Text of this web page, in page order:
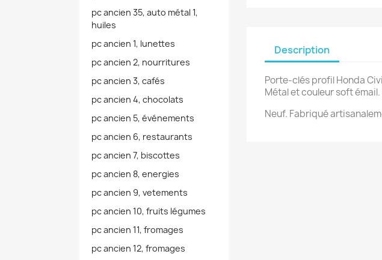
pc ancien 35, auto métal 1,
huiles
pc ancien 1, lunettes
pc ancien 2, nourritures
pc ancien 3, cafés
pc ancien 4, chocolats
pc ancien 5, événements
pc ancien 6, restaurants
pc ancien 7, biscottes
pc ancien 8, energies
pc ancien 9, vetements
pc ancien 10, fruits légumes
pc ancien 11, fromages
pc ancien 12, fromages
Description
Porte-clés profil Honda
Métal et couleur soft
Neuf. Fabriqué